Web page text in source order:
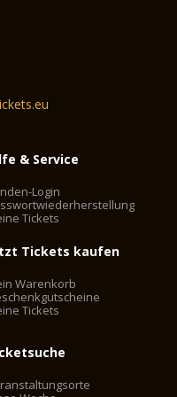
& Service
Login
Tickets
Tickets kaufen
Warenkorb
Tickets